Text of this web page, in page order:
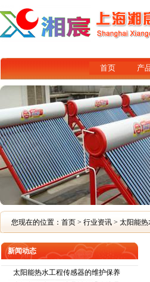
首页 产
您现在的位置： 首页 > 行业资讯 > 太阳能热
新闻动态
太阳能热水工程传感器的维护保养